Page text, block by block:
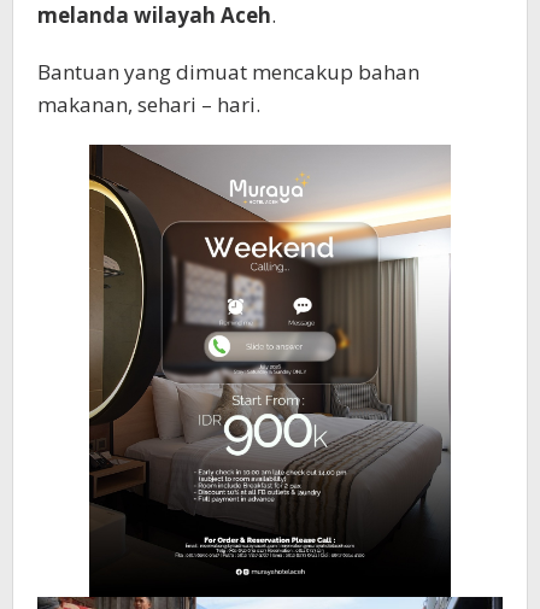
melanda wilayah Aceh.
Bantuan yang dimuat mencakup bahan
makanan, sehari – hari.